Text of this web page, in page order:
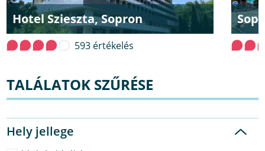
Hotel Szieszta, Sopron
593 értékelés
TALÁLATOK SZŰRÉSE
Hely jellege